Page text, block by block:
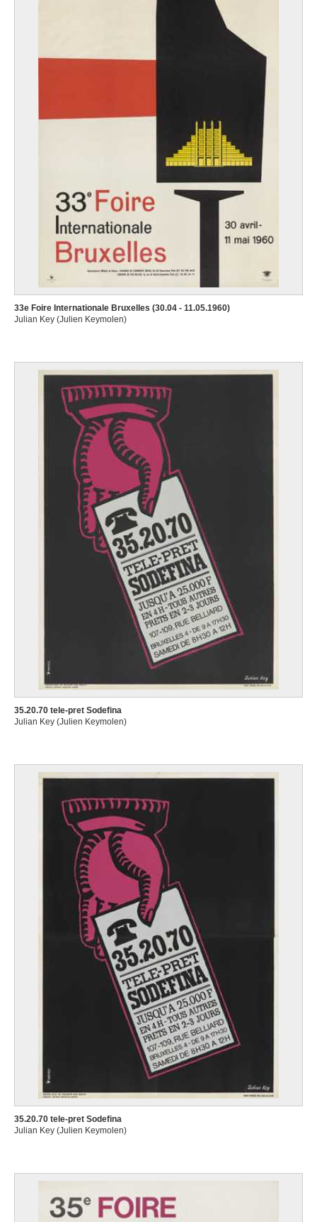
33e Foire Internationale Bruxelles (30.04 - 11.05.1960)
Julian Key (Julien Keymolen)
35.20.70 tele-pret Sodefina
Julian Key (Julien Keymolen)
35.20.70 tele-pret Sodefina
Julian Key (Julien Keymolen)